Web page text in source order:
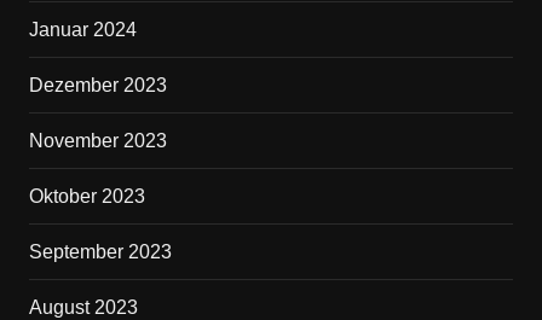
Januar 2024
Dezember 2023
November 2023
Oktober 2023
September 2023
August 2023